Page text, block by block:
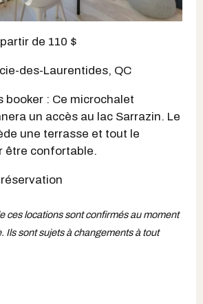
de 110 $
des-Laurentides, QC
booker : Ce microchalet
un accès au lac Sarrazin. Le
une terrasse et tout le
être confortable.
ces locations sont confirmés au moment
Ils sont sujets à changements à tout